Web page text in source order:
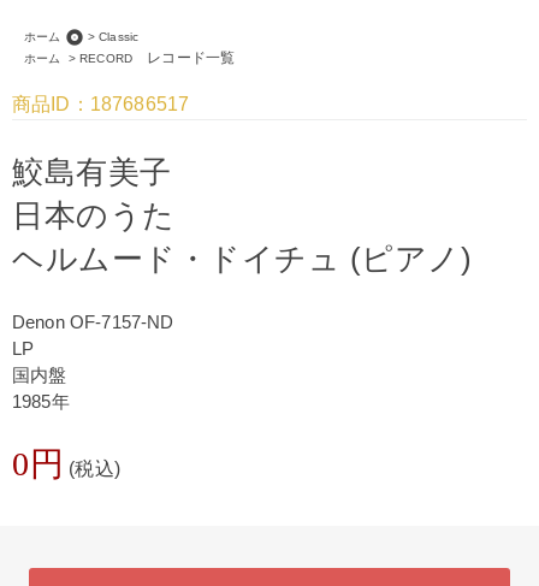
ホーム >
album
Classic
ホーム
> RECORD レコード一覧
商品ID：187686517
鮫島有美子
日本のうた
ヘルムード・ドイチュ (ピアノ)
Denon OF-7157-ND
LP
国内盤
1985年
0円 (税込)